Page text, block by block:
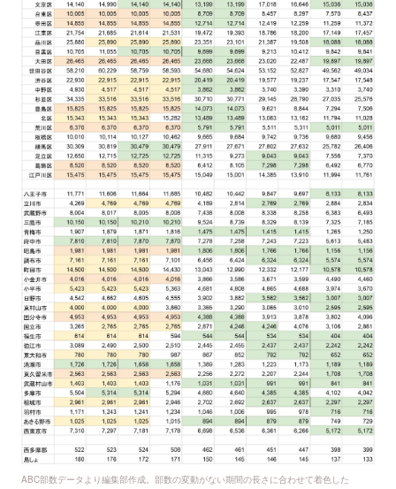
ABC部数データより編集部作成。部数の変動がない期間の長さに合わせて着色した